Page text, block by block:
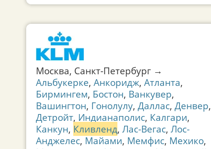
Москва, Санкт-Петербург →
Альбукерке, Анкоридж, Атланта,
Бирмингем, Бостон, Ванкувер,
Вашингтон, Гонолулу, Даллас, Денвер,
Детройт, Индианаполис, Калгари,
Канкун, Кливленд, Лас-Вегас, Лос-
Анджелес, Майами, Мемфис, Мехико,